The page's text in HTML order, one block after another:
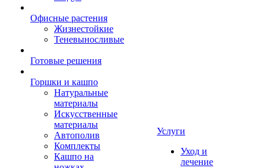
Офисные растения
Жизнестойкие
Теневыносливые
Готовые решения
Горшки и кашпо
Натуральные
материалы
Искусственные
материалы
Автополив
Комплекты
Кашпо на
Услуги
Уход и
лечение